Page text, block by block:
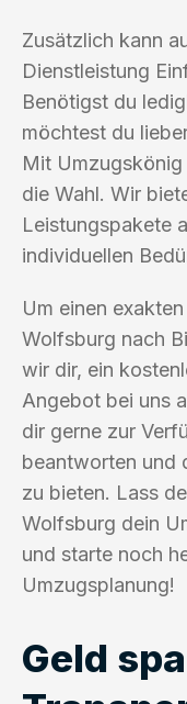
Zusätzlich kann
Dienstleistung
Benötigst du
möchtest du
Mit
die Wahl. Wir
Leistungspakete
individuellen
Um einen
Wolfsburg nach
wir dir, ein
Angebot bei uns
dir gerne zur
beantworten und
zu bieten. Lass
Wolfsburg dein
und starte noch
Umzugsplanung!
Geld